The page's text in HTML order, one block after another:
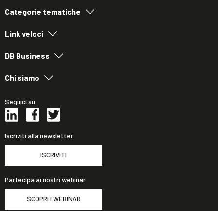
Categorie tematiche
Link veloci
DB Business
Chi siamo
Seguici su
Iscriviti alla newsletter
ISCRIVITI
Partecipa ai nostri webinar
SCOPRI I WEBINAR